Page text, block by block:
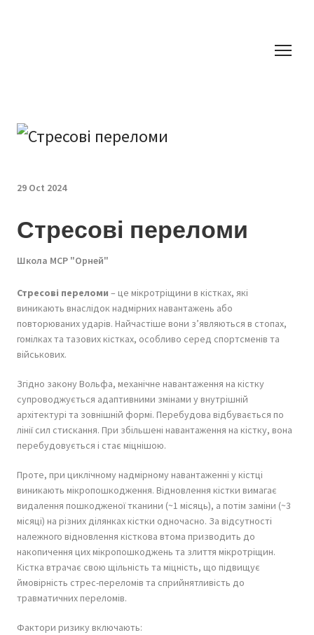
29 Oct 2024
Стресові переломи
Школа МСР "Орней"
Стресові переломи – це мікротріщини в кістках, які
виникають внаслідок надмірних навантажень або
повторюваних ударів. Найчастіше вони з’являються в стопах,
гомілках та тазових кістках, особливо серед спортсменів та
військових.
Згідно закону Вольфа, механічне навантаження на кістку
супроводжується адаптивними змінами у внутрішній
архітектурі та зовнішній формі. Перебудова відбувається по
лінії сил стискання. При збільшені навантаження на кістку, вона
перебудовується і стає міцнішою.
Проте, при циклічному надмірному навантаженні у кістці
виникають мікропошкодження. Відновлення кістки вимагає
видалення пошкодженої тканини (~1 місяць), а потім заміни (~3
місяці) на різних ділянках кістки одночасно. За відсутності
належного відновлення кісткова втома призводить до
накопичення цих мікропошкоджень та злиття мікротріщин.
Кістка втрачає свою щільність та міцність, що підвищує
ймовірність стрес-переломів та сприйнятливість до
травматичних переломів.
Фактори ризику включають: